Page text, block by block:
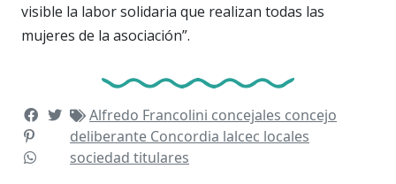
visible la labor solidaria que realizan todas las
mujeres de la asociación”.
Alfredo Francolini concejales concejo
deliberante Concordia lalcec locales
sociedadtitulares